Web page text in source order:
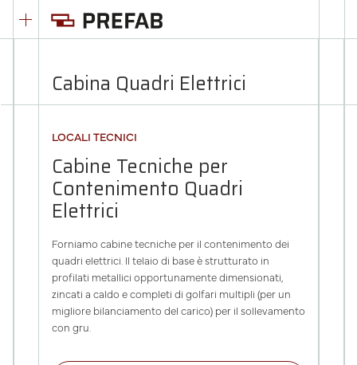
Cabina Quadri Elettrici
LOCALI TECNICI
Cabine Tecniche per
Contenimento Quadri
Elettrici
Forniamo cabine tecniche per il contenimento dei
quadri elettrici. Il telaio di base è strutturato in
profilati metallici opportunamente dimensionati,
zincati a caldo e completi di golfari multipli (per un
migliore bilanciamento del carico) per il sollevamento
con gru.